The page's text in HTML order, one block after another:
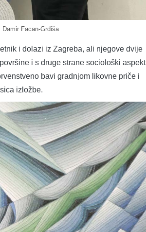
Facan-Grdiša
i dolazi iz Zagreba, ali njegove dvije
i s druge strane sociološki aspekt
bavi gradnjom likovne priče i
izložbe.